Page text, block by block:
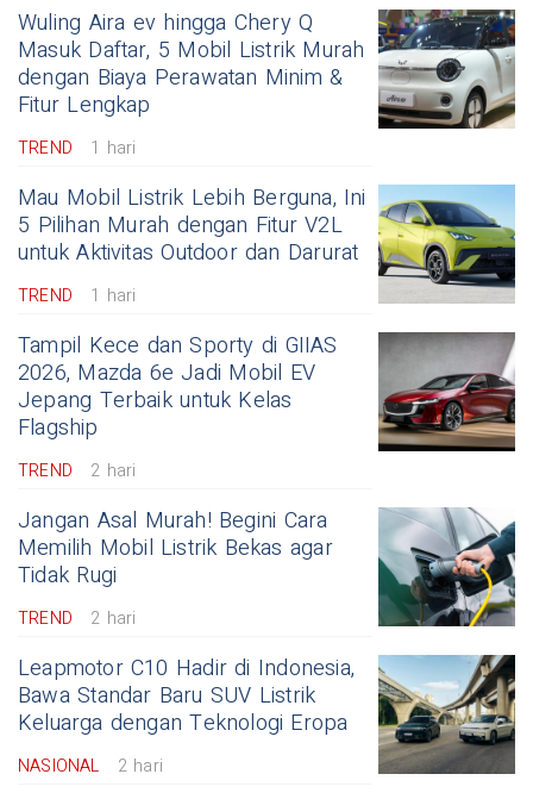
Wuling Aira ev hingga Chery Q
Masuk Daftar, 5 Mobil Listrik Murah
dengan Biaya Perawatan Minim &
Fitur Lengkap
TREND 1 hari
Mau Mobil Listrik Lebih Berguna, Ini
5 Pilihan Murah dengan Fitur V2L
untuk Aktivitas Outdoor dan Darurat
TREND 1 hari
Tampil Kece dan Sporty di GIIAS
2026, Mazda 6e Jadi Mobil EV
Jepang Terbaik untuk Kelas
Flagship
TREND 2 hari
Jangan Asal Murah! Begini Cara
Memilih Mobil Listrik Bekas agar
Tidak Rugi
TREND 2 hari
Leapmotor C10 Hadir di Indonesia,
Bawa Standar Baru SUV Listrik
Keluarga dengan Teknologi Eropa
NASIONAL 2 hari